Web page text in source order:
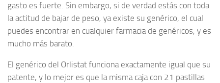
gasto es fuerte. Sin embargo, si de verdad estás con toda
la actitud de bajar de peso, ya existe su genérico, el cual
puedes encontrar en cualquier farmacia de genéricos, y es
mucho más barato.
El genérico del Orlistat funciona exactamente igual que su
patente, y lo mejor es que la misma caja con 21 pastillas